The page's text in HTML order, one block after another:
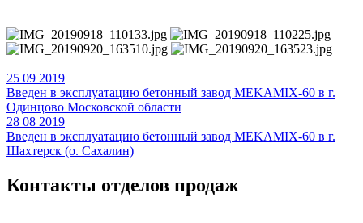
25 09 2019
Введен в эксплуатацию бетонный завод MEKAMIX-60 в г.
Одинцово Московской области
28 08 2019
Введен в эксплуатацию бетонный завод MEKAMIX-60 в г.
Шахтерск (о. Сахалин)
Контакты отделов продаж